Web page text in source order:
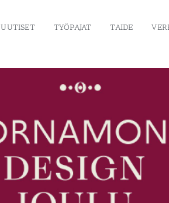
UUTISET TYÖPAJAT TAIDE